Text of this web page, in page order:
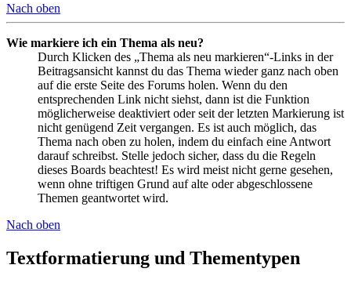
Nach oben
Wie markiere ich ein Thema als neu?
Durch Klicken des „Thema als neu markieren“-Links in der
Beitragsansicht kannst du das Thema wieder ganz nach oben
auf die erste Seite des Forums holen. Wenn du den
entsprechenden Link nicht siehst, dann ist die Funktion
möglicherweise deaktiviert oder seit der letzten Markierung ist
nicht genügend Zeit vergangen. Es ist auch möglich, das
Thema nach oben zu holen, indem du einfach eine Antwort
darauf schreibst. Stelle jedoch sicher, dass du die Regeln
dieses Boards beachtest! Es wird meist nicht gerne gesehen,
wenn ohne triftigen Grund auf alte oder abgeschlossene
Themen geantwortet wird.
Nach oben
Textformatierung und Thementypen